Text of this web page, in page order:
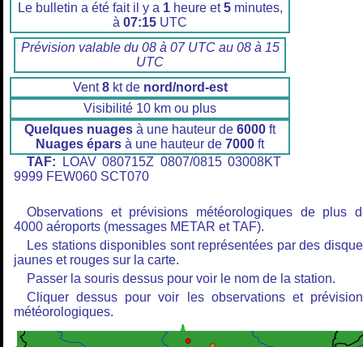
Le bulletin a été fait il y a 1heure et5minutes,
à 07:15 UTC
Prévision valable du 08 à 07 UTC au 08 à 15
UTC
Vent8kt de nord/nord-est
Visibilité 10 km ou plus
Quelques nuages à une hauteur de 6000 ft
Nuages épars à une hauteur de 7000 ft
TAF: LOAV 080715Z 0807/0815 03008KT
9999 FEW060 SCT070
Observations et prévisions météorologiques de plus
4000 aéroports (messages METAR et TAF).
Les stations disponibles sont représentées par des
jaunes et rouges sur la carte.
Passer la souris dessus pour voir le nom de la station.
Cliquer dessus pour voir les observations et
météorologiques.